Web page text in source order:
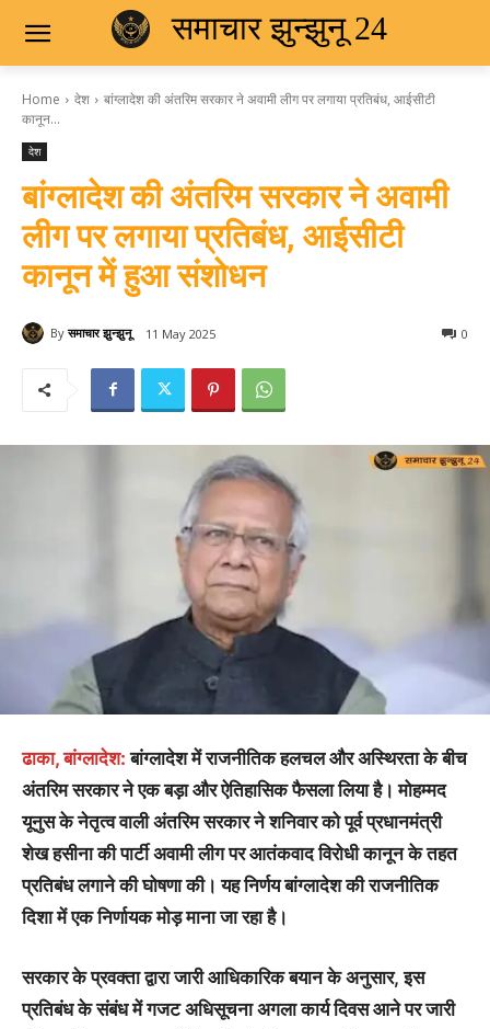
समाचार झुन्झुनू 24
Home देश
बांग्लादेश की अंतरिम सरकार ने अवामी लीग पर लगाया प्रतिबंध, आईसीटी
कानून...
देश
बांग्लादेश की अंतरिम सरकार ने अवामी
लीग पर लगाया प्रतिबंध, आईसीटी
कानून में हुआ संशोधन
By समाचार झुन्झुनू 11 May 2025 0
ढाका, बांग्लादेश: बांग्लादेश में राजनीतिक हलचल और अस्थिरता के बीच
अंतरिम सरकार ने एक बड़ा और ऐतिहासिक फैसला लिया है। मोहम्मद
यूनुस के नेतृत्व वाली अंतरिम सरकार ने शनिवार को पूर्व प्रधानमंत्री
शेख हसीना की पार्टी अवामी लीग पर आतंकवाद विरोधी कानून के तहत
प्रतिबंध लगाने की घोषणा की। यह निर्णय बांग्लादेश की राजनीतिक
दिशा में एक निर्णायक मोड़ माना जा रहा है।
सरकार के प्रवक्ता द्वारा जारी आधिकारिक बयान के अनुसार, इस
प्रतिबंध के संबंध में गजट अधिसूचना अगला कार्य दिवस आने पर जारी